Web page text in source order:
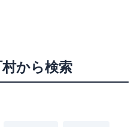
から検索